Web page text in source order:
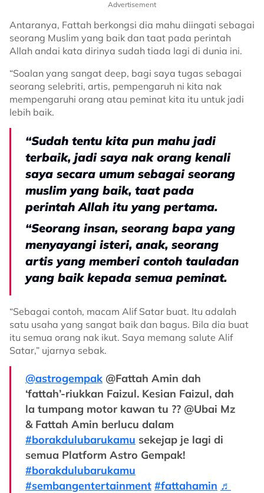
Advertisement
Antaranya, Fattah berkongsi dia mahu diingati sebagai
seorang Muslim yang baik dan taat pada perintah
Allah andai kata dirinya sudah tiada lagi di dunia ini.
“Soalan yang sangat deep, bagi saya tugas sebagai
seorang selebriti, artis, pempengaruh ni kita nak
mempengaruhi orang atau peminat kita itu untuk jadi
lebih baik.
“Sudah tentu kita pun mahu jadi
terbaik, jadi saya nak orang kenali
saya secara umum sebagai seorang
muslim yang baik, taat pada
perintah Allah itu yang pertama.
“Seorang insan, seorang bapa yang
menyayangi isteri, anak, seorang
artis yang memberi contoh tauladan
yang baik kepada semua peminat.
“Sebagai contoh, macam Alif Satar buat. Itu adalah
satu usaha yang sangat baik dan bagus. Bila dia buat
itu semua orang nak ikut. Saya memang salute Alif
Satar,” ujarnya sebak.
@astrogempak @Fattah Amin dah
‘fattah’-riukkan Faizul. Kesian Faizul, dah
la tumpang motor kawan tu ?? @Ubai Mz
& Fattah Amin berlucu dalam
#borakdulubarukamu sekejap je lagi di
semua Platform Astro Gempak!
#borakdulubarukamu
#sembangentertainment #fattahamin ♬